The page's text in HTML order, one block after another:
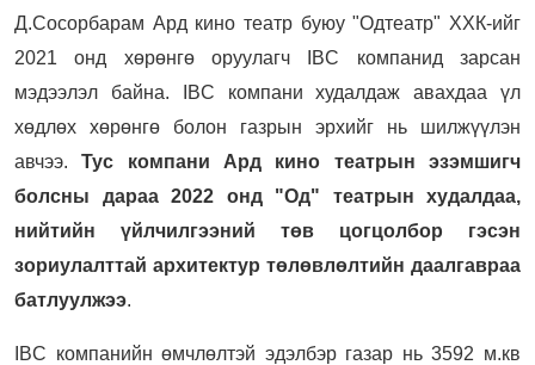
Д.Сосорбарам Ард кино театр буюу "Одтеатр" ХХК-ийг
2021 онд хөрөнгө оруулагч IBC компанид зарсан
мэдээлэл байна. IBC компани худалдаж авахдаа үл
хөдлөх хөрөнгө болон газрын эрхийг нь шилжүүлэн
авчээ.Тус компани Ард кино театрын эзэмшигч
болсны дараа 2022 онд "Од" театрын худалдаа,
нийтийн үйлчилгээний төв цогцолбор гэсэн
зориулалттай архитектур төлөвлөлтийн даалгавраа
батлуулжээ.
IBC компанийн өмчлөлтэй эдэлбэр газар нь 3592 м.кв